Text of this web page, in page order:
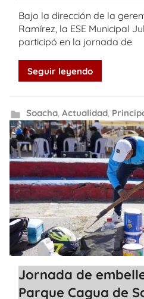
Bajo la dirección de la
Ramírez, la ESE Municipal
participó en la jornada de
Seguir leyendo
Soacha, Actualidad,
Jornada de
Parque Cagua de